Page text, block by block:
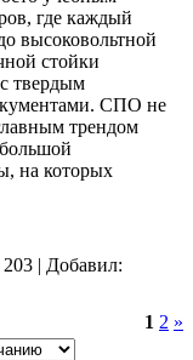
где каждый
высоковольтной
стойки
твердым
СПО не
трендом
на которых
203 | Добавил:
1 2 »